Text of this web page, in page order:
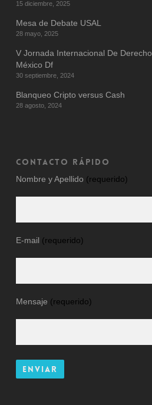
15 diciembre, 2025
Mesa de Debate USAL
28 mayo, 2025
V Jornada Internacional De
México Df
30 septiembre, 2024
Blanqueo Cripto versus Cash
28 agosto, 2024
CONTACTO RÁPIDO
Nombre y Apellido (requerido)
E-mail (requerido)
Mensaje (requerido)